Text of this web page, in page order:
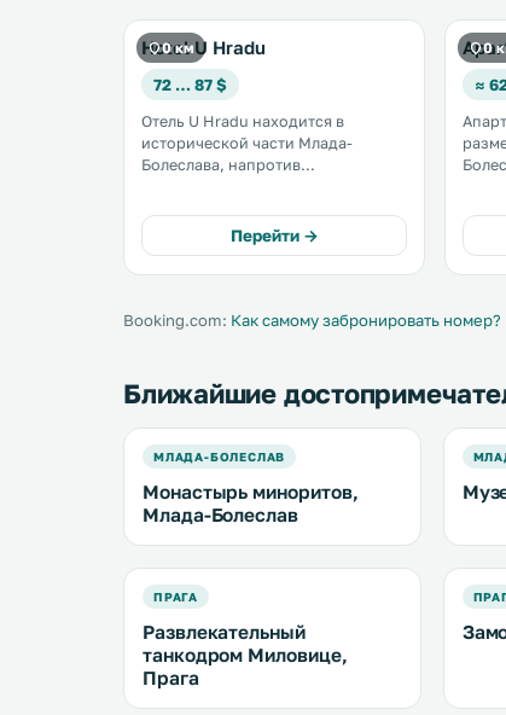
0 км
Hotel U Hradu
72 … 87 $
Отель U Hradu находится в
исторической части Млада-
Болеслава, напротив
просторные номера с бесплатным
Wi-Fi. .
Перейти →
0
≈
Booking.com: Как самому забронировать номер?
Ближайшие
МЛАДА-БОЛЕСЛАВ
Монастырь миноритов,
Млада-Болеслав
ПРАГА
Развлекательный
танкодром Миловице,
Прага